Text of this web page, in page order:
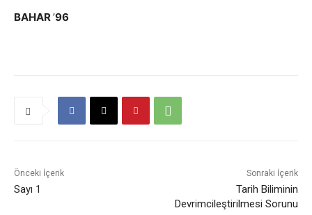
BAHAR’96
Önceki İçerik
Sayı 1
Sonraki İçerik
Tarih Biliminin
Devrimcileştirilmesi Sorunu